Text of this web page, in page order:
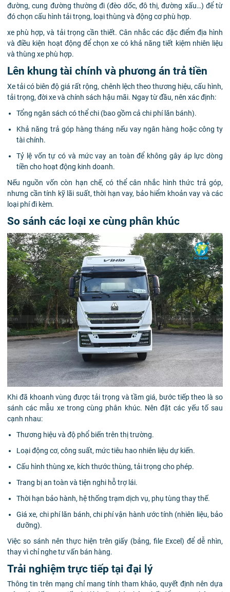
đường, cung đường thường đi (đèo dốc, đô thị, đường xấu…) để từ
đó chọn cấu hình tải trọng, loại thùng và động cơ phù hợp.
xe phù hợp, và tải trọng cần thiết. Cân nhắc các đặc điểm địa hình
và điều kiện hoạt động để chọn xe có khả năng tiết kiệm nhiên liệu
và thùng xe phù hợp.
Lên khung tài chính và phương án trả tiền
Xe tải có biên độ giá rất rộng, chênh lệch theo thương hiệu, cấu hình,
tải trọng, đời xe và chính sách hậu mãi. Ngay từ đầu, nên xác định:
Tổng ngân sách có thể chi (bao gồm cả chi phí lăn bánh).
Khả năng trả góp hàng tháng nếu vay ngân hàng hoặc công ty
tài chính.
Tỷ lệ vốn tự có và mức vay an toàn để không gây áp lực dòng
tiền cho hoạt động kinh doanh.
Nếu nguồn vốn còn hạn chế, có thể cân nhắc hình thức trả góp,
nhưng cần tính kỹ lãi suất, thời hạn vay, bảo hiểm khoản vay và các
loại phí đi kèm.
So sánh các loại xe cùng phân khúc
Khi đã khoanh vùng được tải trọng và tầm giá, bước tiếp theo là so
sánh các mẫu xe trong cùng phân khúc. Nên đặt các yếu tố sau
cạnh nhau:
Thương hiệu và độ phổ biến trên thị trường.
Loại động cơ, công suất, mức tiêu hao nhiên liệu dự kiến.
Cấu hình thùng xe, kích thước thùng, tải trọng cho phép.
Trang bị an toàn và tiện nghi hỗ trợ lái.
Thời hạn bảo hành, hệ thống trạm dịch vụ, phụ tùng thay thế.
Giá xe, chi phí lăn bánh, chi phí vận hành ước tính (nhiên liệu, bảo
dưỡng).
Việc so sánh nên thực hiện trên giấy (bảng, file Excel) để dễ nhìn,
thay vì chỉ nghe tư vấn bán hàng.
Trải nghiệm trực tiếp tại đại lý
Thông tin trên mạng chỉ mang tính tham khảo, quyết định nên dựa